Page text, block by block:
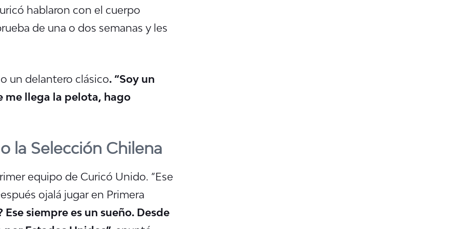
hablaron con el cuerpo
de una o dos semanas y les
un delantero clásico. “Soy un
me llega la pelota, hago
la Selección Chilena
equipo de Curicó Unido. “Ese
ojalá jugar en Primera
Ese siempre es un sueño. Desde